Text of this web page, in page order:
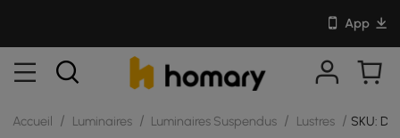
App
Accueil / Luminaires / Luminaires Suspendus / Lustres / SKU: